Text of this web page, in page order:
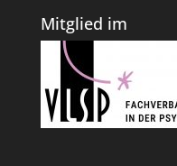
Mitglied im